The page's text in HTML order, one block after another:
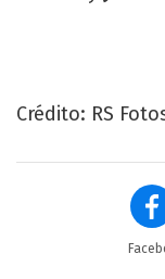
Crédito: RS